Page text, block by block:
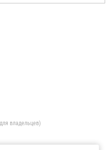
владельцев)